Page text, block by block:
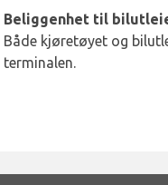
Beliggenhet til
Både kjøretøyet og
terminalen.